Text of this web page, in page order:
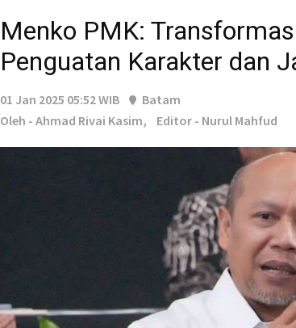
Menko PMK:
Penguatan Karakter dan
01 Jan 2025 05:52 WIB
Batam
Oleh - Ahmad Rivai Kasim,
Editor - Nurul Mahfud